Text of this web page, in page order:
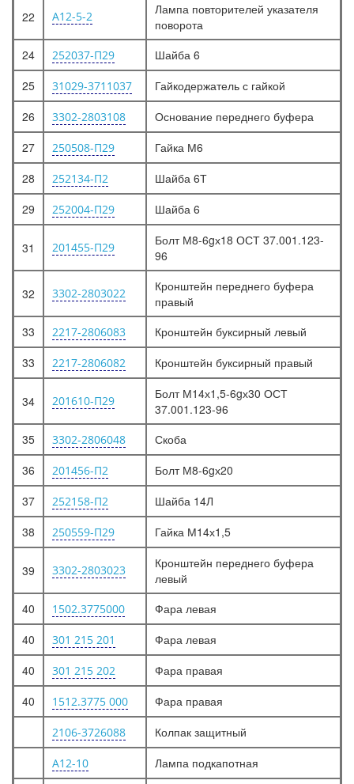
22 А12-5-2
Лампа повторителей указателя
поворота
24
252037-П29
Шайба 6
25
31029-3711037
Гайкодержатель с гайкой
26
3302-2803108
Основание переднего буфера
27
250508-П29
Гайка М6
28
252134-П2
Шайба 6Т
29
252004-П29 Шайба 6
31 201455-П29
Болт М8-6gх18 ОСТ 37.001.123-
96
32 3302-2803022
Кронштейн переднего буфера
правый
33
2217-2806083
Кронштейн буксирный левый
33
2217-2806082 Кронштейн буксирный правый
34 201610-П29
Болт М14х1,5-6gх30 ОСТ
37.001.123-96
35
3302-2806048
Скоба
36
201456-П2
Болт М8-6gх20
37
252158-П2
Шайба 14Л
38
250559-П29 Гайка М14х1,5
39 3302-2803023
Кронштейн переднего буфера
левый
40
1502.3775000
Фара левая
40
301 215 201
Фара левая
40
301 215 202
Фара правая
40
1512.3775 000 Фара правая
2106-3726088 Колпак защитный
А12-10 Лампа подкапотная